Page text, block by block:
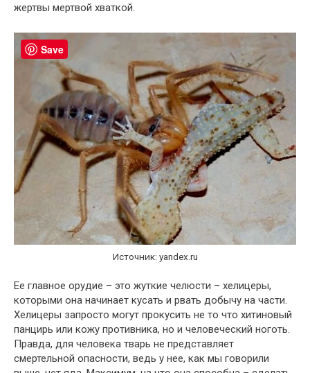
жертвы мертвой хваткой.
Источник: yandex.ru
Ее главное орудие – это жуткие челюсти – хелицеры,
которыми она начинает кусать и рвать добычу на части.
Хелицеры запросто могут прокусить не то что хитиновый
панцирь или кожу противника, но и человеческий ноготь.
Правда, для человека тварь не представляет
смертельной опасности, ведь у нее, как мы говорили
Save